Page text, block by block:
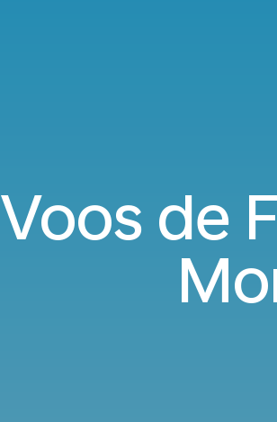
Voos de